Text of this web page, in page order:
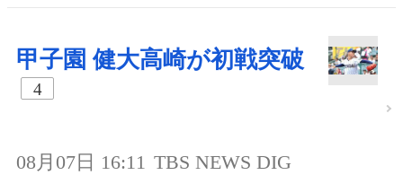
甲子園 健大高崎が初戦突破
4
08月07日 16:11 TBS NEWS DIG